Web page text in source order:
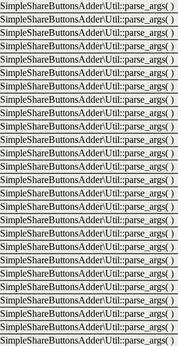
SimpleShareButtonsAdder\Util::parse_args( )
SimpleShareButtonsAdder\Util::parse_args( )
SimpleShareButtonsAdder\Util::parse_args( )
SimpleShareButtonsAdder\Util::parse_args( )
SimpleShareButtonsAdder\Util::parse_args( )
SimpleShareButtonsAdder\Util::parse_args( )
SimpleShareButtonsAdder\Util::parse_args( )
SimpleShareButtonsAdder\Util::parse_args( )
SimpleShareButtonsAdder\Util::parse_args( )
SimpleShareButtonsAdder\Util::parse_args( )
SimpleShareButtonsAdder\Util::parse_args( )
SimpleShareButtonsAdder\Util::parse_args( )
SimpleShareButtonsAdder\Util::parse_args( )
SimpleShareButtonsAdder\Util::parse_args( )
SimpleShareButtonsAdder\Util::parse_args( )
SimpleShareButtonsAdder\Util::parse_args( )
SimpleShareButtonsAdder\Util::parse_args( )
SimpleShareButtonsAdder\Util::parse_args( )
SimpleShareButtonsAdder\Util::parse_args( )
SimpleShareButtonsAdder\Util::parse_args( )
SimpleShareButtonsAdder\Util::parse_args( )
SimpleShareButtonsAdder\Util::parse_args( )
SimpleShareButtonsAdder\Util::parse_args( )
SimpleShareButtonsAdder\Util::parse_args( )
SimpleShareButtonsAdder\Util::parse_args( )
SimpleShareButtonsAdder\Util::parse_args( )